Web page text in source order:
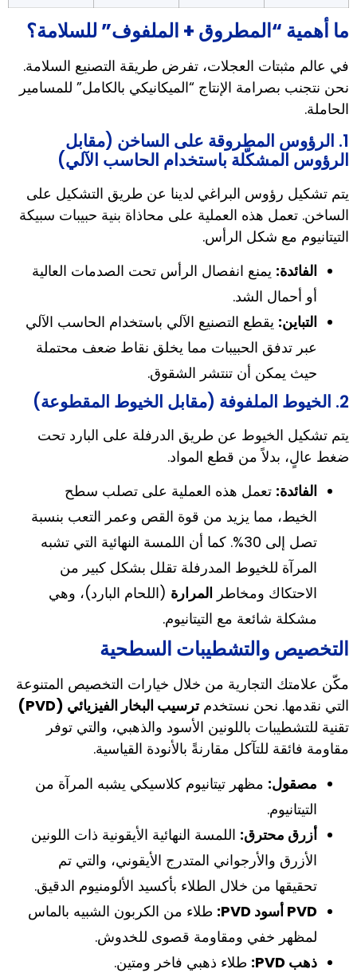
ما أهمية “المطروق + الملفوف” للسلامة؟
في عالم مثبتات العجلات، تفرض طريقة التصنيع السلامة.
نحن نتجنب بصرامة الإنتاج “الميكانيكي بالكامل” للمسامير
الحاملة.
1. الرؤوس المطروقة على الساخن (مقابل
الرؤوس المشكّلة باستخدام الحاسب الآلي)
يتم تشكيل رؤوس البراغي لدينا عن طريق التشكيل على
الساخن. تعمل هذه العملية على محاذاة بنية حبيبات سبيكة
التيتانيوم مع شكل الرأس.
الفائدة: يمنع انفصال الرأس تحت الصدمات العالية
أو أحمال الشد.
التباين: يقطع التصنيع الآلي باستخدام الحاسب الآلي
عبر تدفق الحبيبات مما يخلق نقاط ضعف محتملة
حيث يمكن أن تنتشر الشقوق.
2. الخيوط الملفوفة (مقابل الخيوط المقطوعة)
يتم تشكيل الخيوط عن طريق الدرفلة على البارد تحت
ضغط عالٍ، بدلاً من قطع المواد.
الفائدة: تعمل هذه العملية على تصلب سطح
الخيط، مما يزيد من قوة القص وعمر التعب بنسبة
تصل إلى 30%. كما أن اللمسة النهائية التي تشبه
المرآة للخيوط المدرفلة تقلل بشكل كبير من
الاحتكاك ومخاطر المرارة (اللحام البارد)، وهي
مشكلة شائعة مع التيتانيوم.
التخصيص والتشطيبات السطحية
مكّن علامتك التجارية من خلال خيارات التخصيص المتنوعة
التي نقدمها. نحن نستخدمترسيب البخار الفيزيائي (PVD)
تقنية للتشطيبات باللونين الأسود والذهبي، والتي توفر
مقاومة فائقة للتآكل مقارنةً بالأنودة القياسية.
مصقول: مظهر تيتانيوم كلاسيكي يشبه المرآة من
التيتانيوم.
أزرق محترق: اللمسة النهائية الأيقونية ذات اللونين
الأزرق والأرجواني المتدرج الأيقوني، والتي تم
تحقيقها من خلال الطلاء بأكسيد الألومنيوم الدقيق.
PVD أسود PVD:
طلاء من الكربون الشبيه بالماس
لمظهر خفي ومقاومة قصوى للخدوش.
ذهب PVD:
طلاء ذهبي فاخر ومتين.